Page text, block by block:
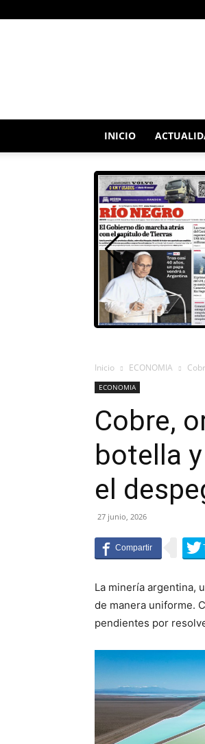
INICIO
Inicio ECONOMIA
ECONOMIA
Cobre,
botella
el
27 junio, 2026
La minería argentina,
de manera uniforme.
pendientes por